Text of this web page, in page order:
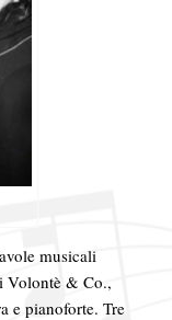
musicali
Volontè & Co.,
e pianoforte. Tre